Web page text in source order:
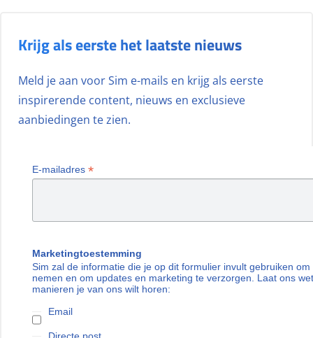
Krijg als eerste het laatste nieuws
Meld je aan voor Sim e-mails en krijg als eerste
inspirerende content, nieuws en exclusieve
aanbiedingen te zien.
E-mailadres *
Marketingtoestemming
Sim zal de informatie die je op dit formulier invult gebruiken
nemen en om updates en marketing te verzorgen. Laat ons
manieren je van ons wilt horen:
Email